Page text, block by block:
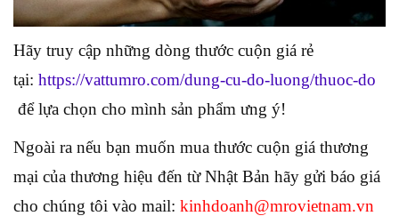
Hãy truy cập những dòng thước cuộn giá rẻ
tại: https://vattumro.com/dung-cu-do-luong/thuoc-do
để lựa chọn cho mình sản phẩm ưng ý!
Ngoài ra nếu bạn muốn mua thước cuộn giá thương
mại của thương hiệu đến từ Nhật Bản hãy gửi báo giá
cho chúng tôi vào mail: kinhdoanh@mrovietnam.vn